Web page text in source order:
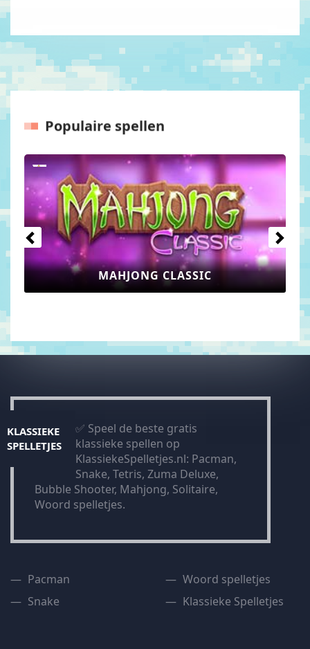
Populaire spellen
MAHJONG CLASSIC
Vorige
KLASSIEKE
SPELLETJES
✅ Speel de beste gratis
klassieke spellen op
KlassiekeSpelletjes.nl: Pacman,
Snake, Tetris, Zuma Deluxe,
Bubble Shooter, Mahjong, Solitaire,
Woord spelletjes.
Pacman
Snake
Woord spelletjes
Klassieke Spelletjes